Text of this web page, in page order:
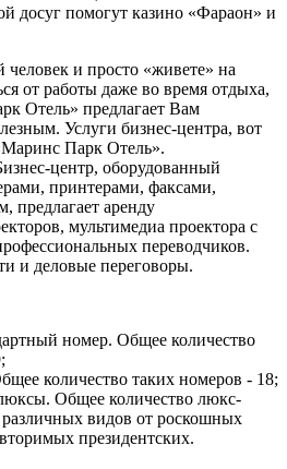
досуг помогут казино «Фараон» и
и просто «живете» на
от работы даже во время отдыха,
Отель» предлагает Вам
Услуги бизнес-центра, вот
Парк Отель».
центр, оборудованный
принтерами, факсами,
предлагает аренду
мультимедиа проектора с
переводчиков.
и деловые переговоры.
номер. Общее количество
количество таких номеров - 18;
Общее количество люкс-
видов от роскошных
президентских.